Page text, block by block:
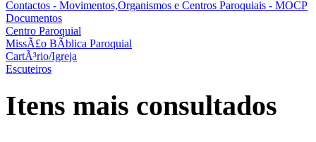
Contactos - Movimentos,Organismos e Centros Paroquiais - MOCP
Documentos
Centro Paroquial
MissÃ£o BÃ­blica Paroquial
CartÃ³rio/Igreja
Escuteiros
Itens mais consultados